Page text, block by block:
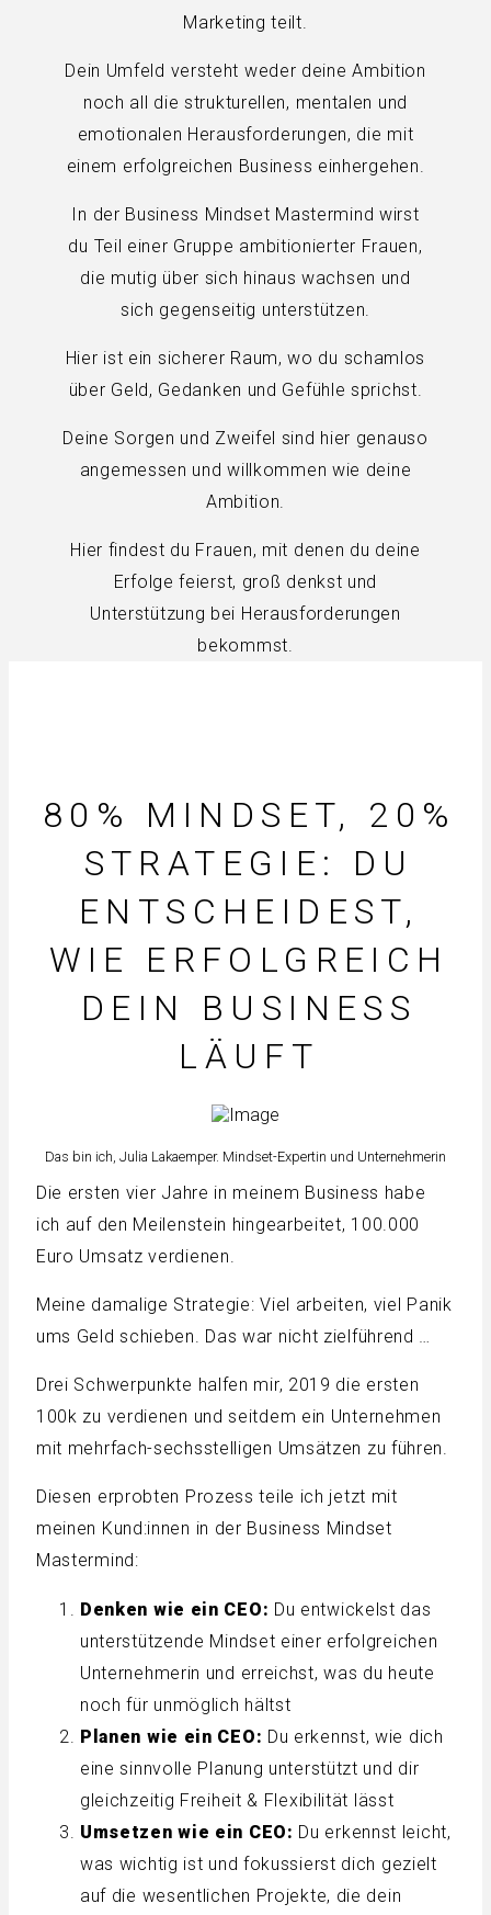
Marketing teilt.
Dein Umfeld versteht weder deine Ambition
noch all die strukturellen, mentalen und
emotionalen Herausforderungen, die mit
einem erfolgreichen Business einhergehen.
In der Business Mindset Mastermind wirst
du Teil einer Gruppe ambitionierter Frauen,
die mutig über sich hinaus wachsen und
sich gegenseitig unterstützen.
Hier ist ein sicherer Raum, wo du schamlos
über Geld, Gedanken und Gefühle sprichst.
Deine Sorgen und Zweifel sind hier genauso
angemessen und willkommen wie deine
Ambition.
Hier findest du Frauen, mit denen du deine
Erfolge feierst, groß denkst und
Unterstützung bei Herausforderungen
bekommst.
80% MINDSET, 20%
STRATEGIE: DU
ENTSCHEIDEST,
WIE ERFOLGREICH
DEIN BUSINESS
LÄUFT
Das bin ich, Julia Lakaemper. Mindset-Expertin und Unternehmerin
Die ersten vier Jahre in meinem Business habe
ich auf den Meilenstein hingearbeitet, 100.000
Euro Umsatz verdienen.
Meine damalige Strategie: Viel arbeiten, viel Panik
ums Geld schieben. Das war nicht zielführend …
Drei Schwerpunkte halfen mir, 2019 die ersten
100k zu verdienen und seitdem ein Unternehmen
mit mehrfach-sechsstelligen Umsätzen zu führen.
Diesen erprobten Prozess teile ich jetzt mit
meinen Kund:innen in der Business Mindset
Mastermind:
Denken wie ein CEO: Du entwickelst das
unterstützende Mindset einer erfolgreichen
Unternehmerin und erreichst, was du heute
noch für unmöglich hältst
Planen wie ein CEO: Du erkennst, wie dich
eine sinnvolle Planung unterstützt und dir
gleichzeitig Freiheit & Flexibilität lässt
Umsetzen wie ein CEO: Du erkennst leicht,
was wichtig ist und fokussierst dich gezielt
auf die wesentlichen Projekte, die dein